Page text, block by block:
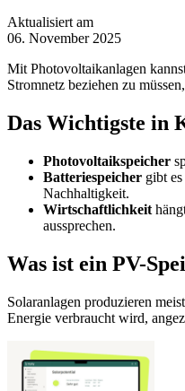
Aktualisiert am
06. November 2025
Mit Photovoltaikanlagen
Stromnetz beziehen zu
Das Wichtigste in
Photovoltaikspeicher
Batteriespeicher gibt
Nachhaltigkeit.
Wirtschaftlichkeit
aussprechen.
Was ist ein PV-
Solaranlagen produzieren
Energie verbraucht wird,